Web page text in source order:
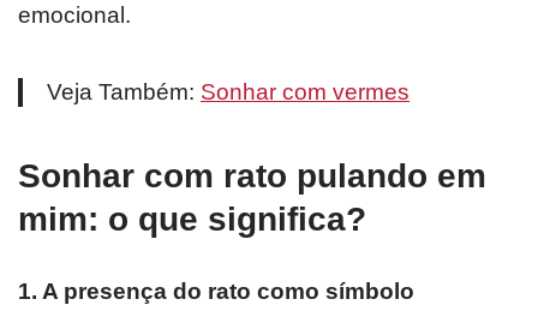
emocional.
Veja Também: Sonhar com vermes
Sonhar com rato pulando em
mim: o que significa?
1. A presença do rato como símbolo